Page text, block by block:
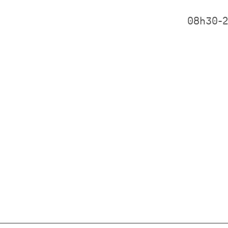
08h30-